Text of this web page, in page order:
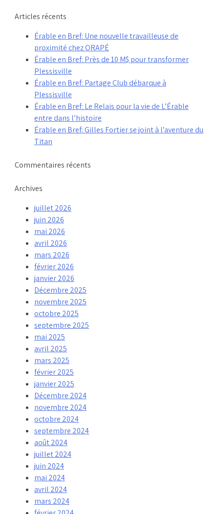
Articles récents
Érable en Bref: Une nouvelle travailleuse de
proximité chez ORAPÉ
Érable en Bref: Près de 10 M$ pour transformer
Plessisville
Érable en Bref: Partage Club débarque à
Plessisville
Érable en Bref: Le Relais pour la vie de L’Érable
entre dans l’histoire
Érable en Bref: Gilles Fortier se joint à l’aventure du
Titan
Commentaires récents
Archives
juillet 2026
juin 2026
mai 2026
avril 2026
mars 2026
février 2026
janvier 2026
Décembre 2025
novembre 2025
octobre 2025
septembre 2025
mai 2025
avril 2025
mars 2025
février 2025
janvier 2025
Décembre 2024
novembre 2024
octobre 2024
septembre 2024
août 2024
juillet 2024
juin 2024
mai 2024
avril 2024
mars 2024